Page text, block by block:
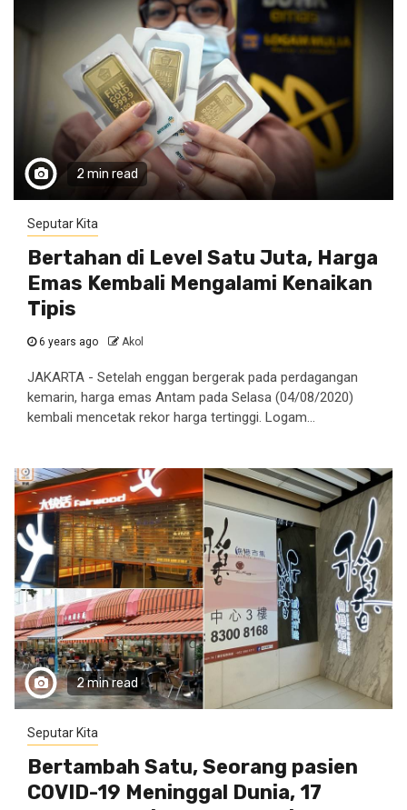
2 min read
Seputar Kita
Bertahan di Level Satu Juta, Harga
Emas Kembali Mengalami Kenaikan
Tipis
6 years ago Akol
JAKARTA - Setelah enggan bergerak pada perdagangan
kemarin, harga emas Antam pada Selasa (04/08/2020)
kembali mencetak rekor harga tertinggi. Logam...
2 min read
Seputar Kita
Bertambah Satu, Seorang pasien
COVID-19 Meninggal Dunia, 17